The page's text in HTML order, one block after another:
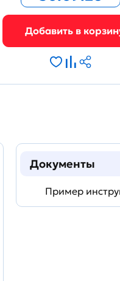
Документы
Пример